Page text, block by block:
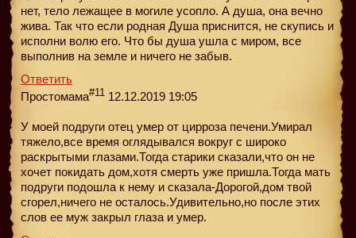
нет, тело лежащее в могиле усопло. А душа, она вечно
жива. Так что если родная Душа приснится, не скупись и
исполни волю его. Что бы душа ушла с миром, все
выполнив на земле и ничего не забыв.
Ответить
Простомама#11 12.12.2019 19:05
У моей подруги отец умер от цирроза печени.Умирал
тяжело,все время оглядывался вокруг с широко
раскрытыми глазами.Тогда старики сказали,что он не
хочет покидать дом,хотя смерть уже пришла.Тогда мать
подруги подошла к нему и сказала-Дорогой,дом твой
сгорел,ничего не осталось.Удивительно,но после этих
слов ее муж закрыл глаза и умер.